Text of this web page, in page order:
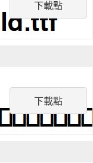
下載點
下載點